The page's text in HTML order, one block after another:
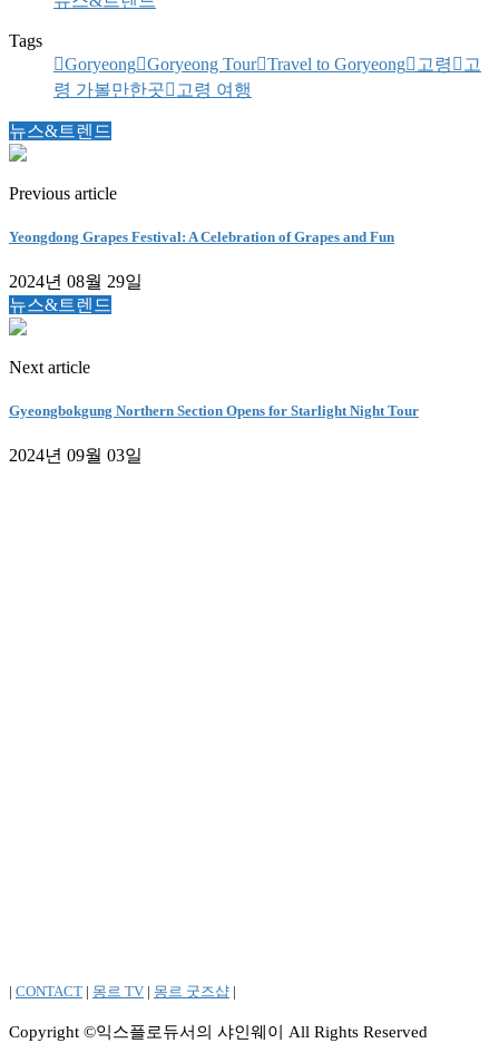
Tags
Goryeong Goryeong Tour Travel to Goryeong 고령
고
령 가볼만한곳
고령 여행
뉴스&트렌드
Previous article
Yeongdong Grapes Festival: A Celebration of Grapes and Fun
2024년 08월 29일
뉴스&트렌드
Next article
Gyeongbokgung Northern Section Opens for Starlight Night Tour
2024년 09월 03일
| CONTACT | 몽르 TV | 몽르 굿즈샵 |
Copyright ©익스플로듀서의 샤인웨이 All Rights Reserved